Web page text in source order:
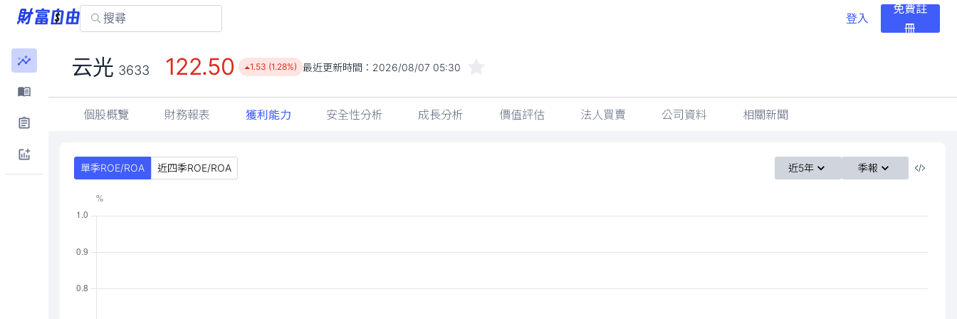
登入
免費註
冊
云光 3633 122.50 1.53 (1.28%) 最近更新時間： 2026/08/07 05:30
個股概覽 財務報表 獲利能力 安全性分析 成長分析 價值評估 法人買賣 公司資料 相關新聞
單季ROE/ROA 近四季ROE/ROA 近5年 季報